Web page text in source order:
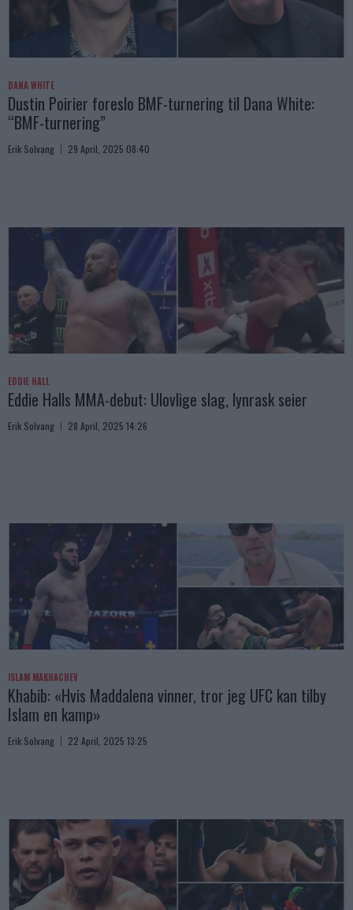
DANA WHITE
Dustin Poirier foreslo BMF-turnering til Dana White:
“BMF-turnering”
Erik Solvang 29 April, 2025 08:40
EDDIE HALL
Eddie Halls MMA-debut: Ulovlige slag, lynrask seier
Erik Solvang 28 April, 2025 14:26
ISLAM MAKHACHEV
Khabib: «Hvis Maddalena vinner, tror jeg UFC kan tilby
Islam en kamp»
Erik Solvang 22 April, 2025 13:25